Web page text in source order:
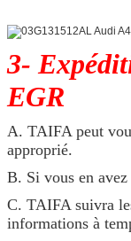
3-
EGR
A. TAIFA peut
approprié.
B. Si vous en
C. TAIFA suivra
informations à